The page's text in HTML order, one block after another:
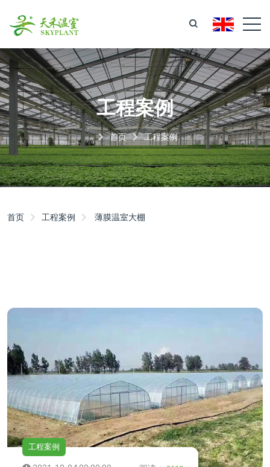
工程案例
首页 工程案例
首页 工程案例 薄膜温室大棚
工程案例